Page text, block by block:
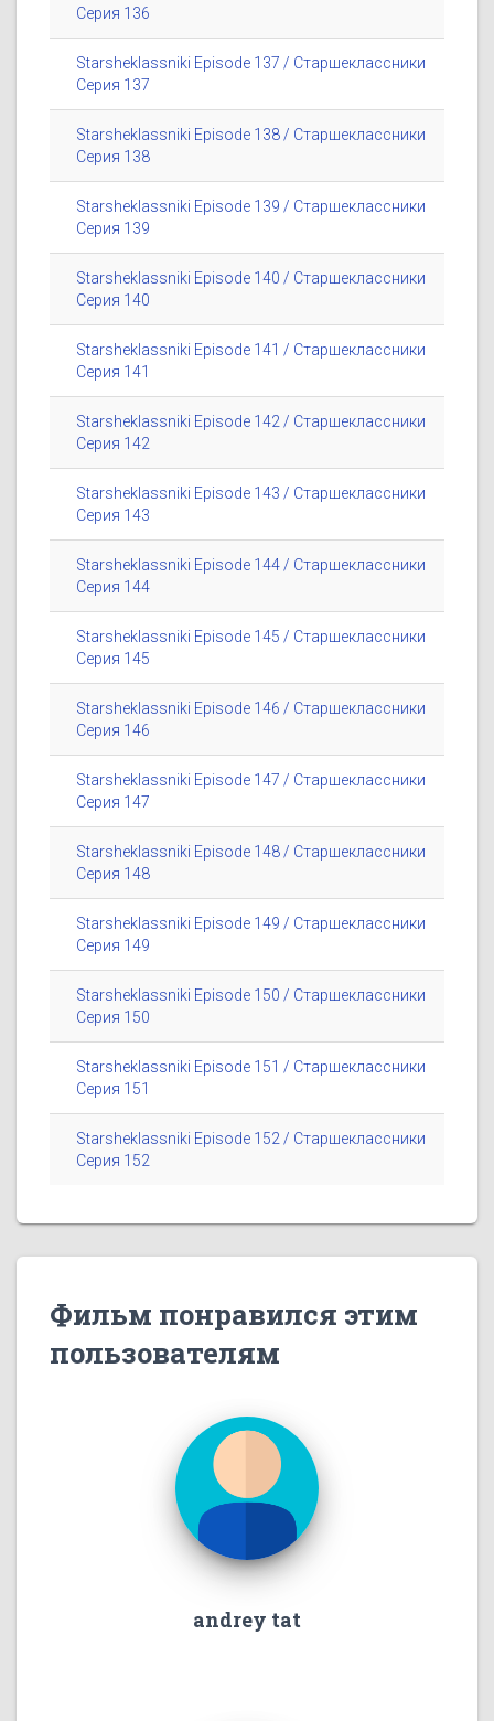
Серия 136
Starsheklassniki Episode 137 / Старшеклассники
Серия 137
Starsheklassniki Episode 138 / Старшеклассники
Серия 138
Starsheklassniki Episode 139 / Старшеклассники
Серия 139
Starsheklassniki Episode 140 / Старшеклассники
Серия 140
Starsheklassniki Episode 141 / Старшеклассники
Серия 141
Starsheklassniki Episode 142 / Старшеклассники
Серия 142
Starsheklassniki Episode 143 / Старшеклассники
Серия 143
Starsheklassniki Episode 144 / Старшеклассники
Серия 144
Starsheklassniki Episode 145 / Старшеклассники
Серия 145
Starsheklassniki Episode 146 / Старшеклассники
Серия 146
Starsheklassniki Episode 147 / Старшеклассники
Серия 147
Starsheklassniki Episode 148 / Старшеклассники
Серия 148
Starsheklassniki Episode 149 / Старшеклассники
Серия 149
Starsheklassniki Episode 150 / Старшеклассники
Серия 150
Starsheklassniki Episode 151 / Старшеклассники
Серия 151
Starsheklassniki Episode 152 / Старшеклассники
Серия 152
Фильм понравился этим
пользователям
andrey tat